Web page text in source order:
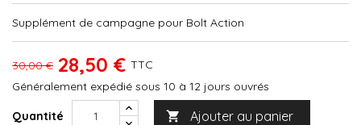
Supplément de campagne pour Bolt Action
30,00 € 28,50 € TTC
Généralement expédié sous 10 à 12 jours ouvrés
Quantité  Ajouter au panier